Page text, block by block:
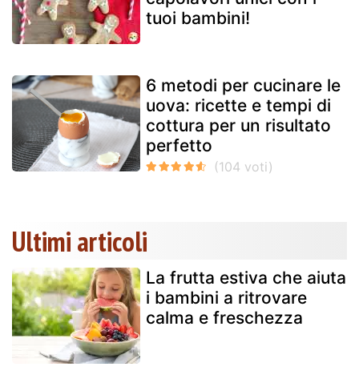
tuoi bambini!
6 metodi per cucinare le
uova: ricette e tempi di
cottura per un risultato
perfetto
Ultimi articoli
La frutta estiva che aiuta
i bambini a ritrovare
calma e freschezza